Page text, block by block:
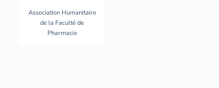
Association Humanitaire
de la Faculté de
Pharmacie